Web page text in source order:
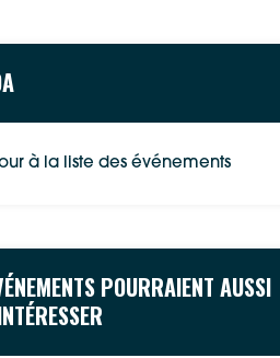
à la liste des événements
POURRAIENT AUSSI